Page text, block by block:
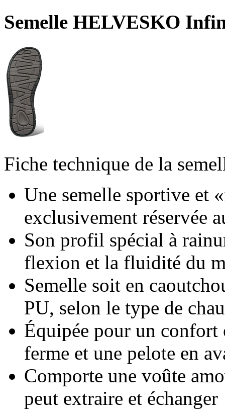
Semelle HELVESKO
Fiche technique de la
Une semelle sportive et
exclusivement réservée
Son profil spécial à
flexion et la fluidité du
Semelle soit en
PU, selon le type de
Équipée pour un
ferme et une pelote en
Comporte une voûte
peut extraire et échanger